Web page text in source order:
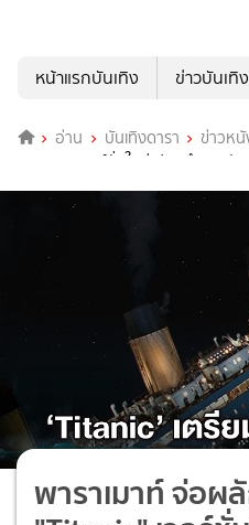
หน้าแรกบันเทิง
ข่าวบันเทิง
อ่าน บันเทิงดารา ข่าวห
"Titanic" เวอร์ชั่นใหม่ ปลุกตำนานรัก
พาราเมาท์ จ่อผ